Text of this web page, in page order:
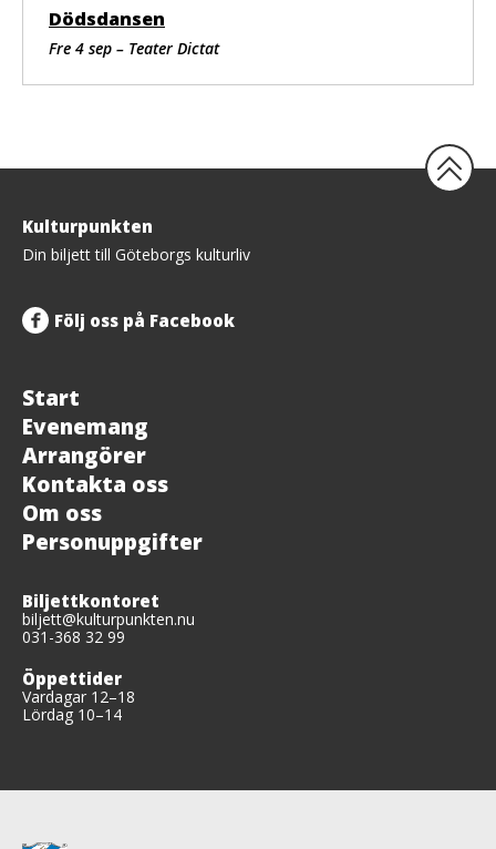
Dödsdansen
Fre 4 sep – Teater Dictat
Tillbaka
upp
Kulturpunkten
Din biljett till Göteborgs kulturliv
Följ oss på Facebook
Start
Evenemang
Arrangörer
Kontakta oss
Om oss
Personuppgifter
Biljettkontoret
biljett@kulturpunkten.nu
031-368 32 99
Öppettider
Vardagar 12–18
Lördag 10–14